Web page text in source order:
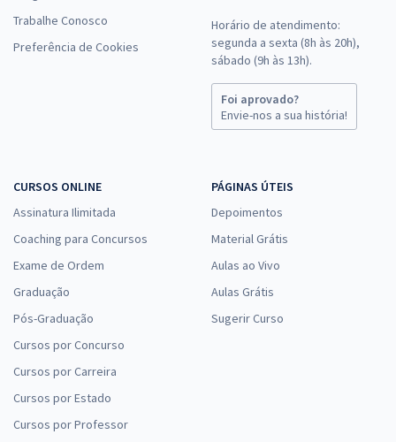
Trabalhe Conosco
Preferência de Cookies
Horário de atendimento:
segunda a sexta (8h às 20h),
sábado (9h às 13h).
Foi aprovado?
Envie-nos a sua história!
CURSOS ONLINE
Assinatura Ilimitada
Coaching para Concursos
Exame de Ordem
Graduação
Pós-Graduação
Cursos por Concurso
Cursos por Carreira
Cursos por Estado
Cursos por Professor
PÁGINAS ÚTEIS
Depoimentos
Material Grátis
Aulas ao Vivo
Aulas Grátis
Sugerir Curso